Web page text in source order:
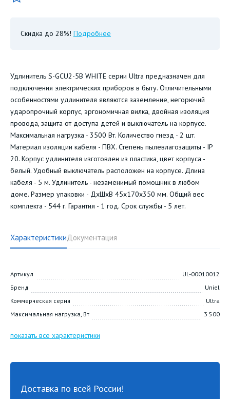
Скидка до 28%! Подробнее
Удлинитель S-GCU2-5B WHITE серии Ultra предназначен для
подключения электрических приборов в быту. Отличительными
особенностями удлинителя являются заземление, негорючий
ударопрочный корпус, эргономичная вилка, двойная изоляция
провода, защита от доступа детей и выключатель на корпусе.
Максимальная нагрузка - 3500 Вт. Количество гнезд - 2 шт.
Материал изоляции кабеля - ПВХ. Степень пылевлагозащиты - IP
20. Корпус удлинителя изготовлен из пластика, цвет корпуса -
белый. Удобный выключатель расположен на корпусе. Длина
кабеля - 5 м. Удлинитель - незаменимый помощник в любом
доме. Размер упаковки - ДхШхВ 45х170х350 мм. Общий вес
комплекта - 544 г. Гарантия - 1 год. Срок службы - 5 лет.
ХарактеристикиДокументация
Артикул
UL-00010012
Бренд
Uniel
Коммерческая серия
Ultra
Максимальная нагрузка, Вт
3 500
показать все характеристики
Доставка по всей России!